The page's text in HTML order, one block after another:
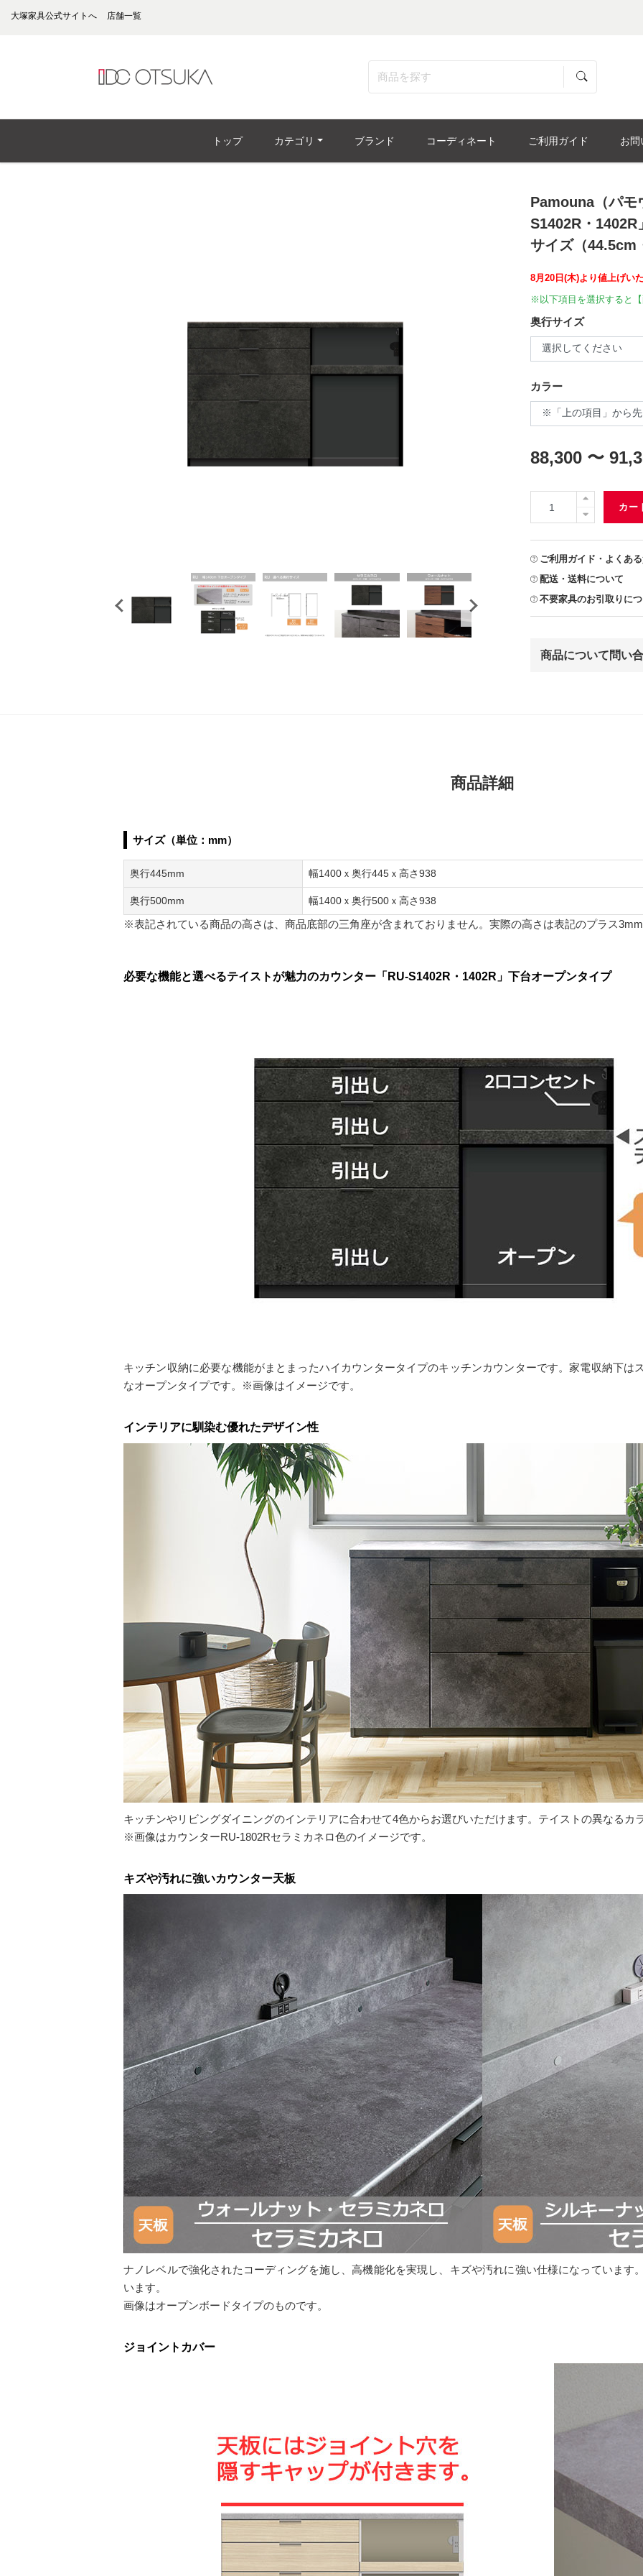
大塚家具公式サイトへ 店舗一覧
トップ カテゴリ ブランド コーディネート ご利用ガイド お問
Pamouna（パモ
S1402R・
サイズ（44.5cm
8月20日(木)より値上げい
※以下項目を選択すると
奥行サイズ
カラー
88,300 〜
カー
ご利用ガイド・よくあ
配送・送料について
不要家具のお引取りに
商品について問い
商品詳細
サイズ（単位：mm）
奥行445mm 幅1400ｘ奥行445ｘ高さ938
奥行500mm 幅1400ｘ奥行500ｘ高さ938
※表記されている商品の高さは、商品底部の三角座が含まれておりません。実際の高さは表記のプラス3mm
必要な機能と選べるテイストが魅力のカウンター「RU-S1402R・1402R」下台オープンタイプ
キッチン収納に必要な機能がまとまったハイカウンタータイプのキッチンカウンターです。家電収納下は
なオープンタイプです。※画像はイメージです。
インテリアに馴染む優れたデザイン性
キッチンやリビングダイニングのインテリアに合わせて4色からお選びいただけます。テイストの異なるカ
※画像はカウンターRU-1802Rセラミカネロ色のイメージです。
キズや汚れに強いカウンター天板
ナノレベルで強化されたコーディングを施し、高機能化を実現し、キズや汚れに強い仕様になっています
います。
画像はオープンボードタイプのものです。
ジョイントカバー